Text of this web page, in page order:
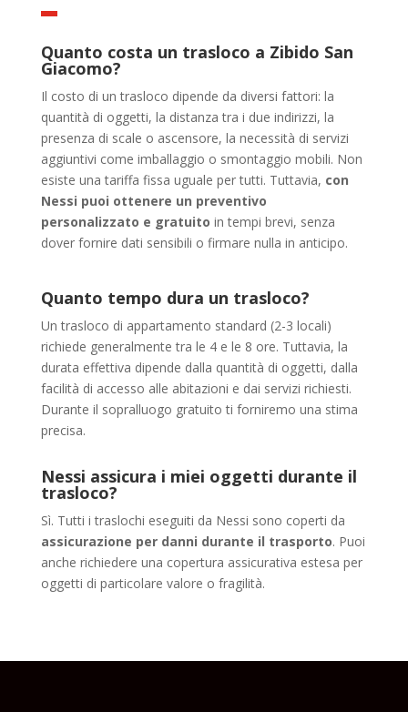
Quanto costa un trasloco a Zibido San
Giacomo?
Il costo di un trasloco dipende da diversi fattori: la
quantità di oggetti, la distanza tra i due indirizzi, la
presenza di scale o ascensore, la necessità di servizi
aggiuntivi come imballaggio o smontaggio mobili. Non
esiste una tariffa fissa uguale per tutti. Tuttavia, con
Nessi puoi ottenere un preventivo
personalizzato e gratuito in tempi brevi, senza
dover fornire dati sensibili o firmare nulla in anticipo.
Quanto tempo dura un trasloco?
Un trasloco di appartamento standard (2-3 locali)
richiede generalmente tra le 4 e le 8 ore. Tuttavia, la
durata effettiva dipende dalla quantità di oggetti, dalla
facilità di accesso alle abitazioni e dai servizi richiesti.
Durante il sopralluogo gratuito ti forniremo una stima
precisa.
Nessi assicura i miei oggetti durante il
trasloco?
Sì. Tutti i traslochi eseguiti da Nessi sono coperti da
assicurazione per danni durante il trasporto. Puoi
anche richiedere una copertura assicurativa estesa per
oggetti di particolare valore o fragilità.